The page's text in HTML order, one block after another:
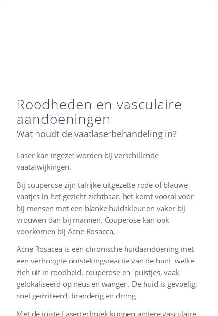
Roodheden en vasculaire
aandoeningen
Wat houdt de vaatlaserbehandeling in?
Laser kan ingezet worden bij verschillende
vaatafwijkingen.
Bij couperose zijn talrijke uitgezette rode of blauwe
vaatjes in het gezicht zichtbaar. het komt vooral voor
bij mensen met een blanke huidskleur en vaker bij
vrouwen dan bij mannen. Couperose kan ook
voorkomen bij Acne Rosacea,
Acne Rosacea is een chronische huidaandoening met
een verhoogde ontstekingsreactie van de huid. welke
zich uit in roodheid, couperose en puistjes, vaak
gelokaliseerd op neus en wangen. De huid is gevoelig,
snel geïrriteerd, branderig en droog.
Met de juiste Lasertechniek kunnen andere vasculaire